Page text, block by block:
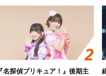
『名探偵プリキュア！』後期主